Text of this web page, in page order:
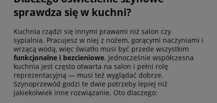
sprawdza się w kuchni?
Kuchnia rządzi się innymi prawami niż salon czy
sypialnia. Pracujesz w niej z nożem, gorącymi naczyniami i
wrzącą wodą, więc światło musi być przede wszystkim
funkcjonalne i bezcieniowe. Jednocześnie współczesna
kuchnia jest często otwarta na salon i pełni rolę
reprezentacyjną — musi też wyglądać dobrze.
Szynoprzewód godzi te dwie potrzeby lepiej niż
jakiekolwiek inne rozwiązanie. Oto dlaczego: